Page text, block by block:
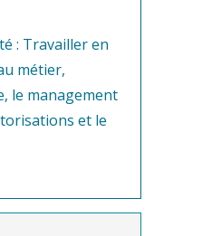
: Travailler en
métier,
le management
et le